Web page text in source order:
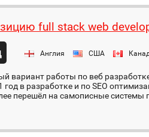
full stack web
Англия США
вариант работы по веб
в разработке и по SEO
перешёл на самописные системы